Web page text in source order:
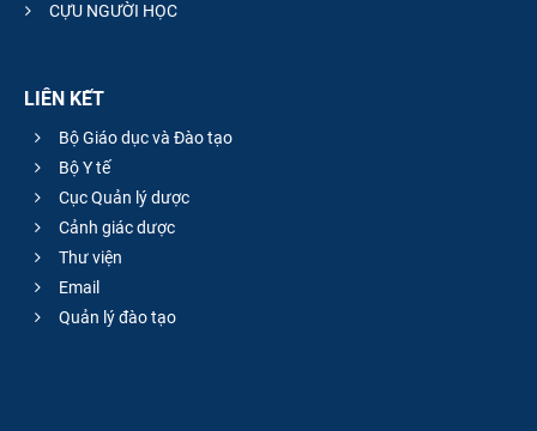
CỰU NGƯỜI HỌC
LIÊN KẾT
Bộ Giáo dục và Đào tạo
Bộ Y tế
Cục Quản lý dược
Cảnh giác dược
Thư viện
Email
Quản lý đào tạo